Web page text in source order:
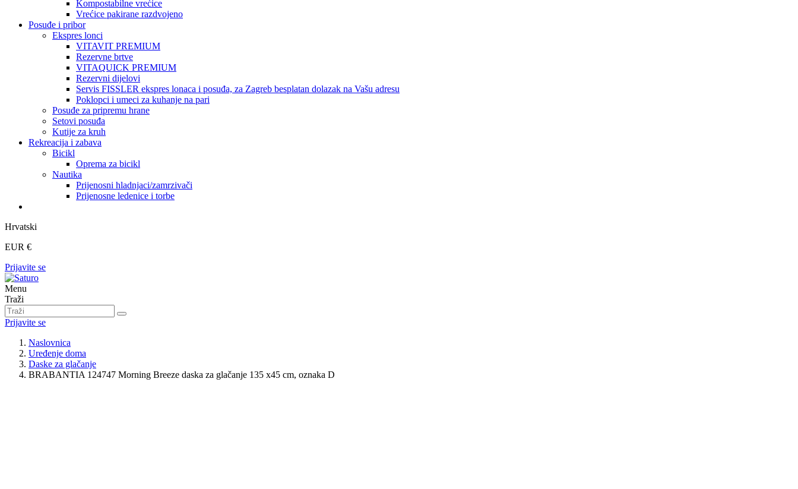
Kompostabilne vrećice
Vrećice pakirane razdvojeno
Posuđe i pribor
Ekspres lonci
VITAVIT PREMIUM
Rezervne brtve
VITAQUICK PREMIUM
Rezervni dijelovi
Servis FISSLER ekspres lonaca i posuđa, za Zagreb besplatan dolazak na Vašu adresu
Poklopci i umeci za kuhanje na pari
Posuđe za pripremu hrane
Setovi posuđa
Kutije za kruh
Rekreacija i zabava
Bicikl
Oprema za bicikl
Nautika
Prijenosni hladnjaci/zamrzivači
Prijenosne ledenice i torbe
Hrvatski
EUR €
Prijavite se
Menu
Traži
Prijavite se
Naslovnica
Uređenje doma
Daske za glačanje
BRABANTIA 124747 Morning Breeze daska za glačanje 135 x45 cm, oznaka D